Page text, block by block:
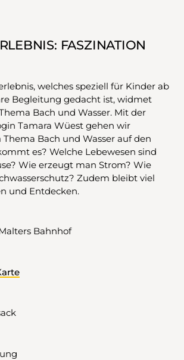
FASZINATION
welches speziell für Kinder ab
Begleitung gedacht ist, widmet
Bach und Wasser. Mit der
Tamara Wüest gehen wir
Bach und Wasser auf den
es? Welche Lebewesen sind
Wie erzeugt man Strom? Wie
Zudem bleibt viel
und Entdecken.
Bahnhof